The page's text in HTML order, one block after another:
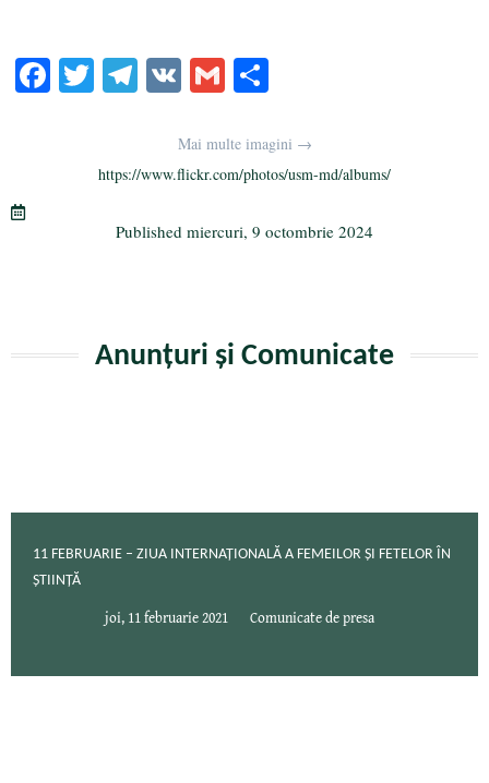
Fa T
r
Te
a
m
V G
ailaj
ea
Mai multe imagini →
https://www.flickr.com/photos/usm-md/albums/
Published miercuri, 9 octombrie 2024
Anunțuri și Comunicate
11 FEBRUARIE – ZIUA INTERNAȚIONALĂ A FEMEILOR ȘI FETELOR ÎN
ȘTIINȚĂ
joi, 11 februarie 2021 Comunicate de presa